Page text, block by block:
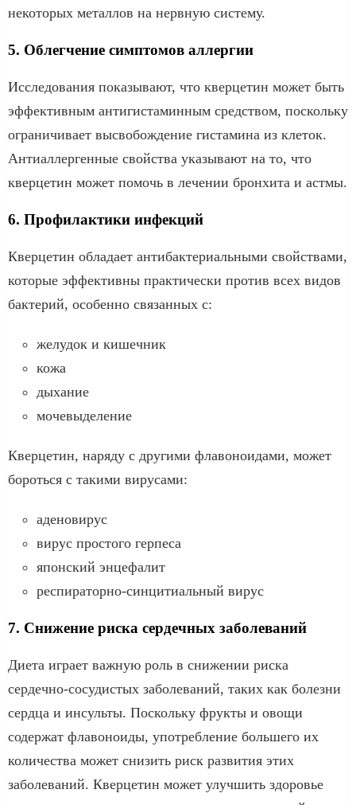
некоторых металлов на нервную систему.
5. Облегчение симптомов аллергии
Исследования показывают, что кверцетин может быть
эффективным антигистаминным средством, поскольку
ограничивает высвобождение гистамина из клеток.
Антиаллергенные свойства указывают на то, что
кверцетин может помочь в лечении бронхита и астмы.
6. Профилактики инфекций
Кверцетин обладает антибактериальными свойствами,
которые эффективны практически против всех видов
бактерий, особенно связанных с:
желудок и кишечник
кожа
дыхание
мочевыделение
Кверцетин, наряду с другими флавоноидами, может
бороться с такими вирусами:
аденовирус
вирус простого герпеса
японский энцефалит
респираторно-синцитиальный вирус
7. Снижение риска сердечных заболеваний
Диета играет важную роль в снижении риска
сердечно-сосудистых заболеваний, таких как болезни
сердца и инсульты. Поскольку фрукты и овощи
содержат флавоноиды, употребление большего их
количества может снизить риск развития этих
заболеваний. Кверцетин может улучшить здоровье